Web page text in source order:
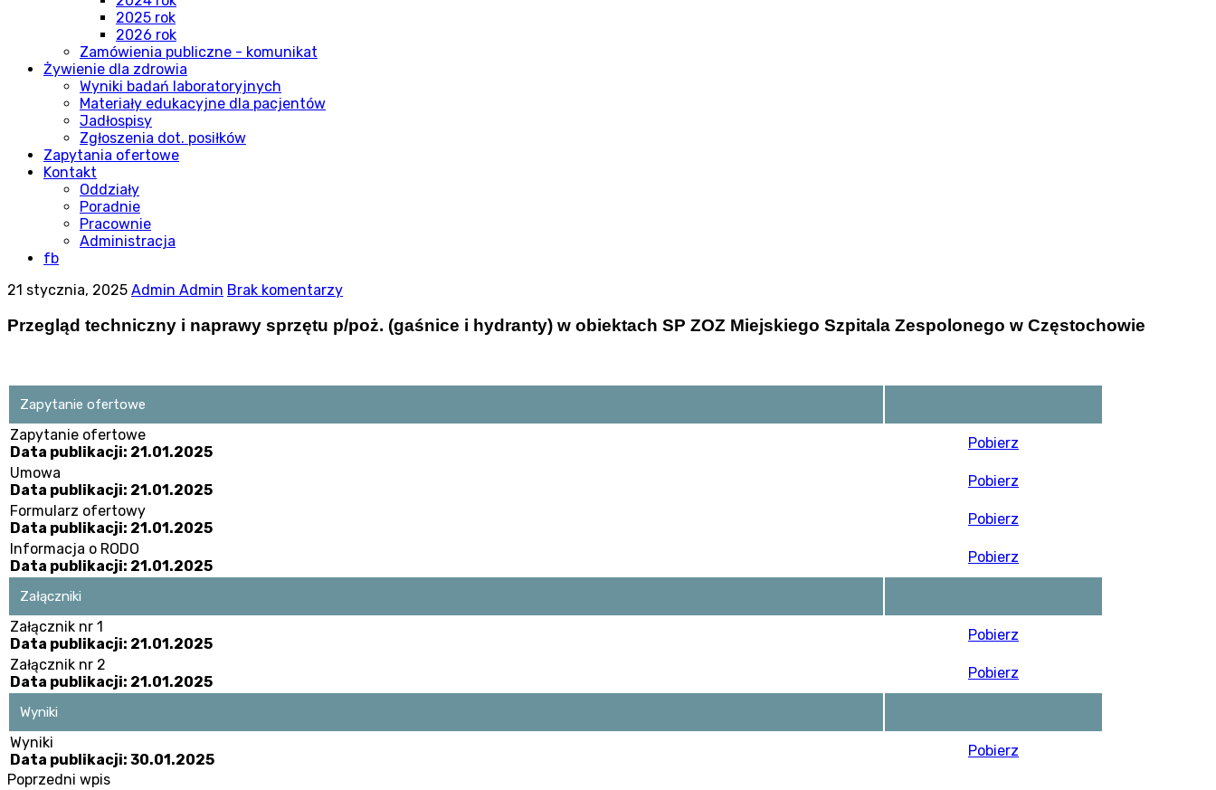
2025 rok
2026 rok
Zamówienia publiczne - komunikat
Żywienie dla zdrowia
Wyniki badań laboratoryjnych
Materiały edukacyjne dla pacjentów
Jadłospisy
Zgłoszenia dot. posiłków
Zapytania ofertowe
Kontakt
Oddziały
Poradnie
Pracownie
Administracja
fb
21 stycznia, 2025 Admin Admin Brak komentarzy
Przegląd techniczny i naprawy sprzętu p/poż. (gaśnice i hydranty) w obiektach SP ZOZ Miejskiego Szpitala Zespolonego w Częstochowie
Zapytanie ofertowe
Zapytanie ofertowe
Data publikacji: 21.01.2025
Pobierz
Umowa
Data publikacji: 21.01.2025
Pobierz
Formularz ofertowy
Data publikacji: 21.01.2025
Pobierz
Informacja o RODO
Data publikacji: 21.01.2025
Pobierz
Załączniki
Załącznik nr 1
Data publikacji: 21.01.2025
Pobierz
Załącznik nr 2
Data publikacji: 21.01.2025
Pobierz
Wyniki
Wyniki
Data publikacji: 30.01.2025
Pobierz
Poprzedni wpis